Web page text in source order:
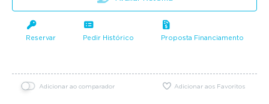
Reservar Pedir Histórico Proposta Financiamento
Adicionar ao comparador Adicionar aos Favoritos